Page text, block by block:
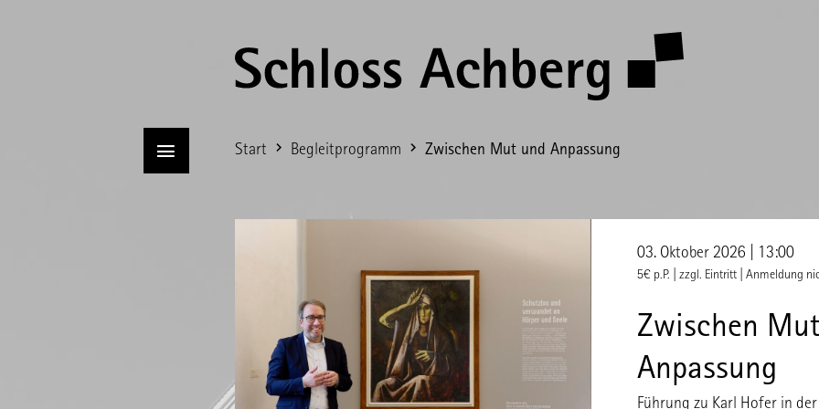
Start Begleitprogramm Zwischen Mut und Anpassung
03. Oktober 2026 | 13:00
5€ p.P. | zzgl. Eintritt | Anmeldung
Zwischen
Anpassung
Führung zu Karl Hofer in